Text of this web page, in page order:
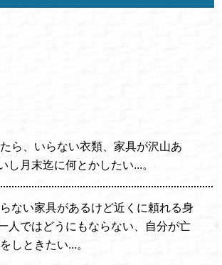
ら、いらない衣類、家具が沢山あ
し月末迄に何とかしたい...。
ない家具があるけど近くに頼れる身
人ではどうにもならない、自分が亡
しときたい...。